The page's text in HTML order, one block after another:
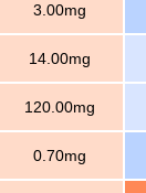
3.00mg
14.00mg
120.00mg
0.70mg